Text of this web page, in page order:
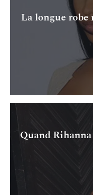
La longue
Quand